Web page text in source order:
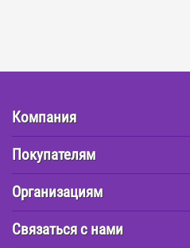
Компания
Покупателям
Организациям
Связаться с нами